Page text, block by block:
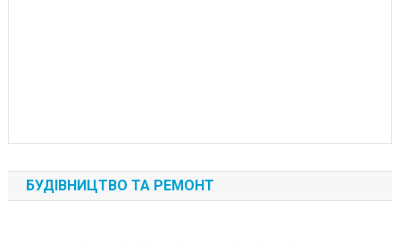
БУДІВНИЦТВО ТА РЕМОНТ